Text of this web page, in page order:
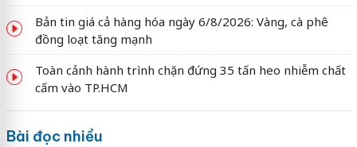
Bản tin giá cả hàng hóa ngày 6/8/2026: Vàng, cà phê
đồng loạt tăng mạnh
Toàn cảnh hành trình chặn đứng 35 tấn heo nhiễm chất
cấm vào TP.HCM
Bài đọc nhiều